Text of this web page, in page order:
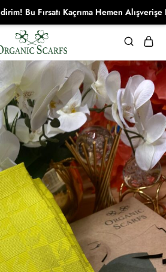
Fırsatı Kaçrıma Hemen Alışverişe